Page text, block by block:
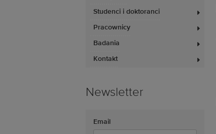
Studenci i doktoranci
Pracownicy
Badania
Kontakt
Newsletter
Email